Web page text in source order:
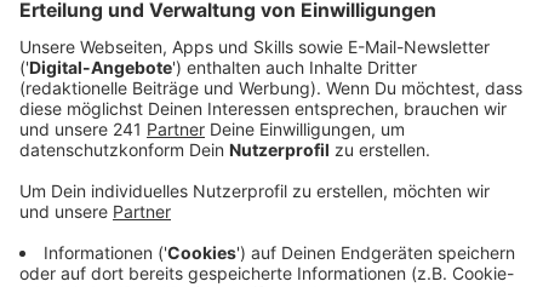
Nach dem Großbrand bei Dynamit Nobel in Manfort
können Ende der Woche die Ermittlungsarbeiten vor
Ort fortgesetzt werden. Das Unternehmen bestätigte
Arbeiten mussten unterbrochen werden, da in der
abgebrannten Produktionshalle eine gefährliche
Substanz gefunden wurde, die zunächst entsorgt